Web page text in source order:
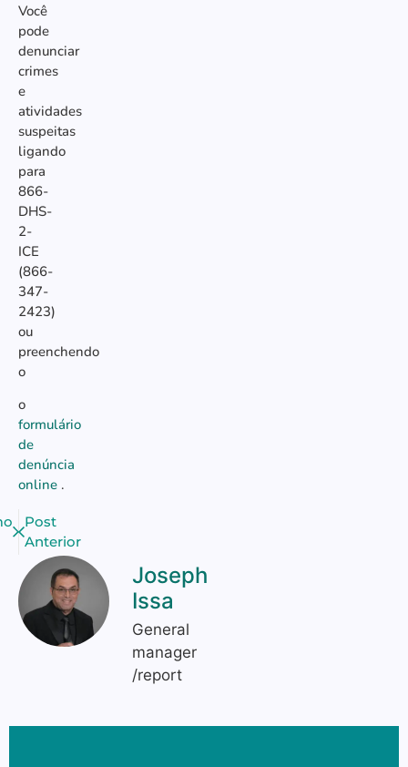
Você
pode
denunciar
crimes
e
atividades
suspeitas
ligando
para
866-
DHS-
2-
ICE
(866-
347-
2423)
ou
preenchendo
o
o
formulário
de
denúncia
online .
Post
Anterior
Joseph
Issa
General
manager
/report